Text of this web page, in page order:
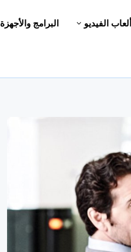
ألعاب الفيديو البرامج والأجهزة